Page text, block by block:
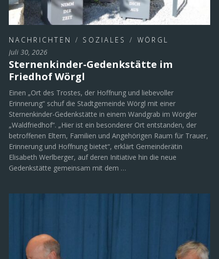
NACHRICHTEN / SOZIALES / WÖRGL
Juli 30, 2026
Sternenkinder-Gedenkstätte im
Friedhof Wörgl
Einen „Ort des Trostes, der Hoffnung und liebevoller
Erinnerung“ schuf die Stadtgemeinde Wörgl mit einer
Sternenkinder-Gedenkstätte in einem Wandgrab im Wörgler
„Waldfriedhof“. „Hier ist ein besonderer Ort entstanden, der
betroffenen Eltern, Familien und Angehörigen Raum für Trauer,
Erinnerung und Hoffnung bietet“, erklärt Gemeinderätin
Elisabeth Werlberger, auf deren Initiative hin die neue
Gedenkstätte gemeinsam mit dem …